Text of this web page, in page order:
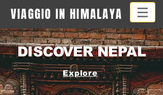
VIAGGIO IN HIMALAYA
DISCOVER NEPAL
Explore